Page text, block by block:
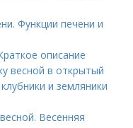
Функции печени и
описание
весной в открытый
и земляники
Весенняя